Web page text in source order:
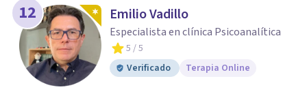
12 Emilio Vadillo
Especialista en clínica Psicoanalítica
5 / 5
Verificado
Terapia Online